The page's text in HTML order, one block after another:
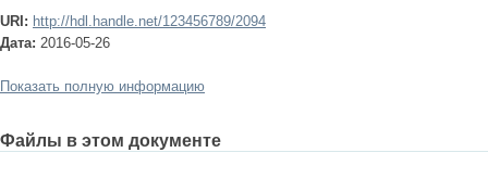
URI: http://hdl.handle.net/123456789/2094
Дата: 2016-05-26
Показать полную информацию
Файлы в этом документе